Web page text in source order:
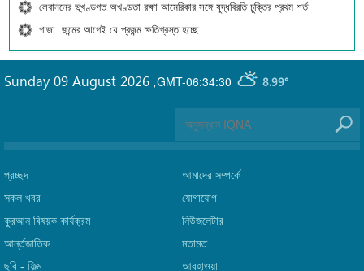
লেবাননের ভূখণ্ডগত অখণ্ডতা রক্ষা আমেরিকার সঙ্গে যুদ্ধবিরতি চুক্তির প্রথম শর্ত
গাজা: জন্মের আগেই যে প্রজন্ম ক্ষতিগ্রস্ত হচ্ছে
GMT-06:34:30 8.99°
Sunday 09 August 2026 ,
প্রচ্ছদ
সকল খবর
কুরআন বিষয়ক কার্যক্রম
আর্ন্তজাতিক
ছবি‎ - ফিল্ম
আমাদের সম্পর্কে
যোগাযোগ
নিউজলেটার
মতামত
আবহাওয়া